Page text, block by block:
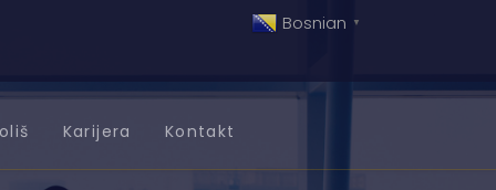
Bosnian ▼
Karijera Kontakt